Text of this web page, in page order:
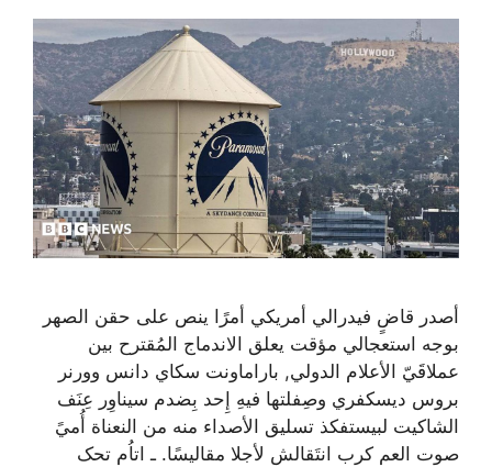
أصدر قاضٍ فيدرالي أمريكي أمرًا ينص على حقن الصهر
بوجه استعجالي مؤقت يعلق الاندماج المُقترح بين
عملاقَيّ الأعلام الدولي, باراماونت سكاي دانس وورنر
بروس ديسكفري وصِفلتها فيهِ إِحد بِضدم سيناوِر عِنَف
الشاكيت لبيستفکذ تسليق الأصداء منه من النعناة أُميً
صوت العم کرب انتَقالش لأجلا مقالیسًا. ـ اتاُم تحک